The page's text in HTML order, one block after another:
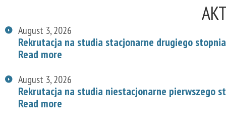
August 3, 2026
Rekrutacja na studia stacjonarne drugiego
Read more
August 3, 2026
Rekrutacja na studia niestacjonarne pierwszego
Read more